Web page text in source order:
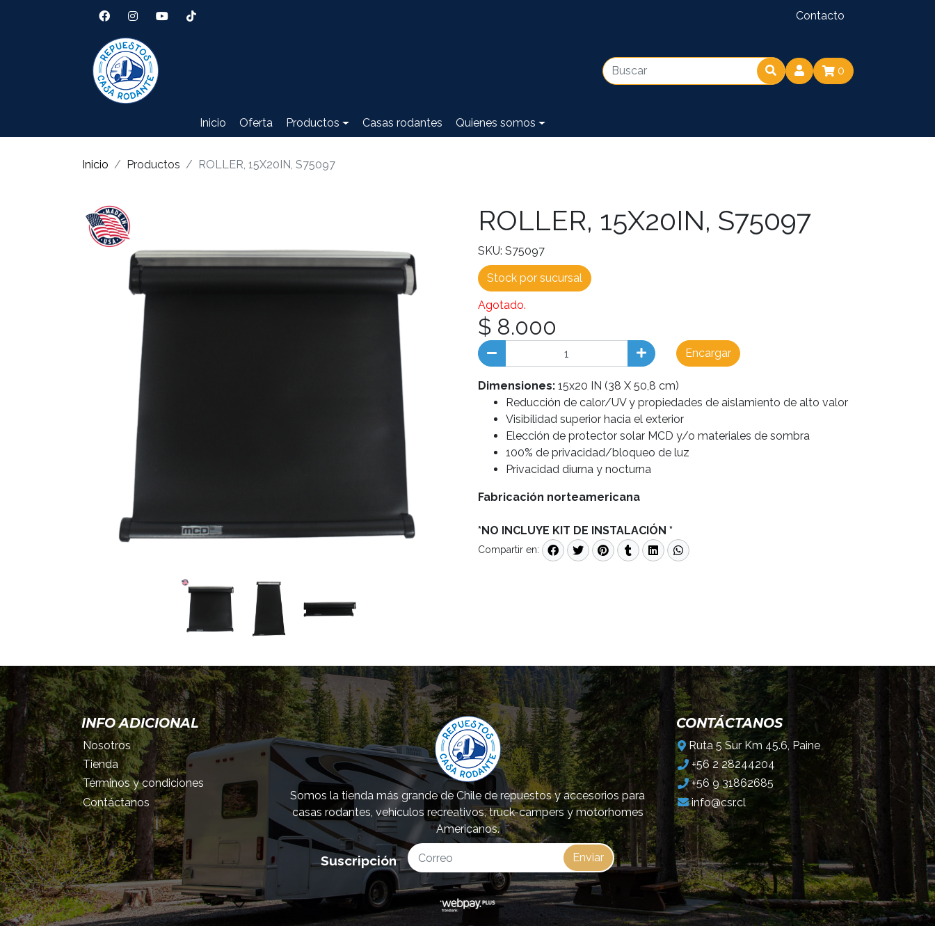
Contacto
0
Inicio Oferta Productos Casas rodantes Quienes somos
Inicio Productos ROLLER, 15X20IN, S75097
ROLLER, 15X20IN, S75097
SKU: S75097
Stock por sucursal
Agotado.
$ 8.000
Encargar
Dimensiones: 15x20 IN (38 X 50,8 cm)
Reducción de calor/UV y propiedades de aislamiento de alto valor
Visibilidad superior hacia el exterior
Elección de protector solar MCD y/o materiales de sombra
100% de privacidad/bloqueo de luz
Privacidad diurna y nocturna
Fabricación norteamericana
*NO INCLUYE KIT DE INSTALACIÓN *
Compartir en:
INFO ADICIONAL
Nosotros
Tienda
Términos y condiciones
Contáctanos
Somos la tienda más grande de Chile de repuestos y accesorios para
casas rodantes, vehículos recreativos, truck-campers y motorhomes
Americanos.
CONTÁCTANOS
Ruta 5 Sur Km 45.6, Paine
+56 2 28244204
+56 9 31862685
info@csr.cl
Suscripción Enviar